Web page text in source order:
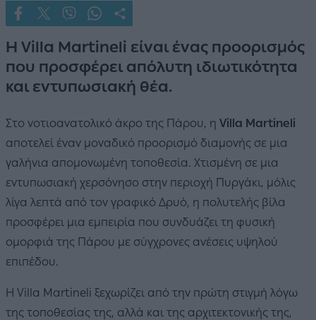
Η Villa Martineli είναι ένας προορισμός
που προσφέρει απόλυτη ιδιωτικότητα
και εντυπωσιακή θέα.
Στο νοτιοανατολικό άκρο της Πάρου, η Villa Martineli
αποτελεί έναν μοναδικό προορισμό διαμονής σε μια
γαλήνια απομονωμένη τοποθεσία. Χτισμένη σε μια
εντυπωσιακή χερσόνησο στην περιοχή Πυργάκι, μόλις
λίγα λεπτά από τον γραφικό Δρυό, η πολυτελής βίλα
προσφέρει μια εμπειρία που συνδυάζει τη φυσική
ομορφιά της Πάρου με σύγχρονες ανέσεις υψηλού
επιπέδου.
Η Villa Martineli ξεχωρίζει από την πρώτη στιγμή λόγω
της τοποθεσίας της, αλλά και της αρχιτεκτονικής της,